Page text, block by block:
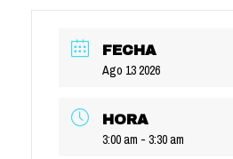
FECHA
Ago 13 2026
HORA
3:00 am - 3:30 am